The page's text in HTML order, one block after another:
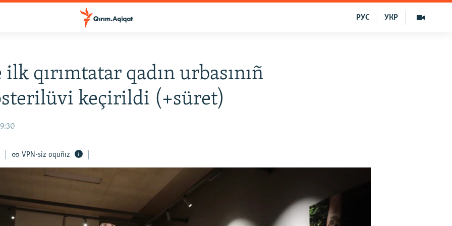
УКР
РУС
qırımtatar qadın urbasınıñ
keçirildi (+süret)
VPN-siz oquñız